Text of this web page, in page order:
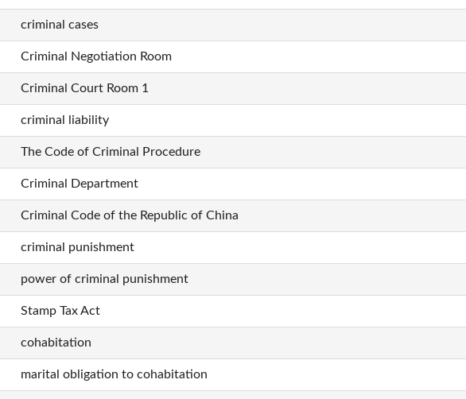
criminal cases
Criminal Negotiation Room
Criminal Court Room 1
criminal liability
The Code of Criminal Procedure
Criminal Department
Criminal Code of the Republic of China
criminal punishment
power of criminal punishment
Stamp Tax Act
cohabitation
marital obligation to cohabitation